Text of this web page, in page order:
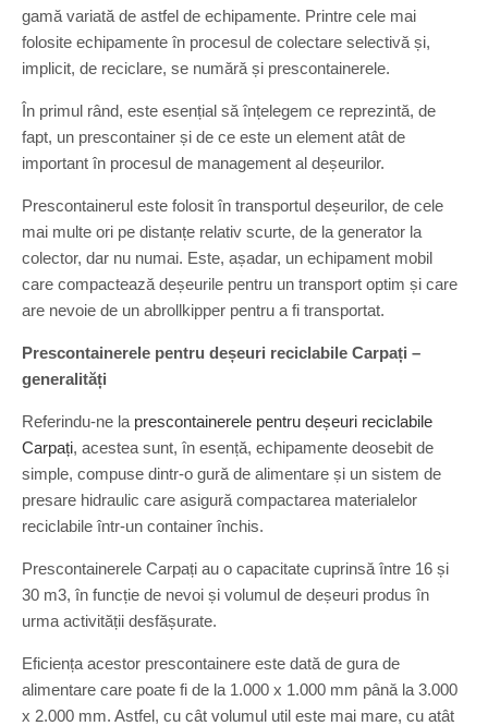
gamă variată de astfel de echipamente. Printre cele mai
folosite echipamente în procesul de colectare selectivă și,
implicit, de reciclare, se numără și prescontainerele.
În primul rând, este esențial să înțelegem ce reprezintă, de
fapt, un prescontainer și de ce este un element atât de
important în procesul de management al deșeurilor.
Prescontainerul este folosit în transportul deșeurilor, de cele
mai multe ori pe distanțe relativ scurte, de la generator la
colector, dar nu numai. Este, așadar, un echipament mobil
care compactează deșeurile pentru un transport optim și care
are nevoie de un abrollkipper pentru a fi transportat.
Prescontainerele pentru deșeuri reciclabile Carpați –
generalități
Referindu-ne la prescontainerele pentru deșeuri reciclabile
Carpați, acestea sunt, în esență, echipamente deosebit de
simple, compuse dintr-o gură de alimentare și un sistem de
presare hidraulic care asigură compactarea materialelor
reciclabile într-un container închis.
Prescontainerele Carpați au o capacitate cuprinsă între 16 și
30 m3, în funcție de nevoi și volumul de deșeuri produs în
urma activității desfășurate.
Eficiența acestor prescontainere este dată de gura de
alimentare care poate fi de la 1.000 x 1.000 mm până la 3.000
x 2.000 mm. Astfel, cu cât volumul util este mai mare, cu atât